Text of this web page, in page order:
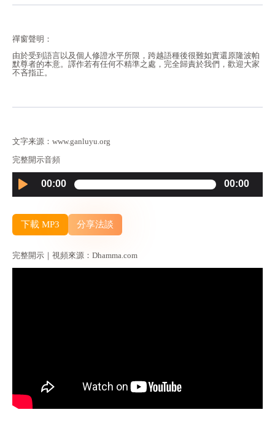
禪窗聲明：
由於受到語言以及個人修證水平所限，跨越語種後很難如實還原隆波帕
默尊者的本意。譯作若有任何不精準之處，完全歸責於我們，歡迎大家
不吝指正。
文字来源：www.ganluyu.org
完整開示音頻
Audio
Player
00:00 00:00
下載 MP3 分享法談
完整開示｜視頻來源：Dhamma.com